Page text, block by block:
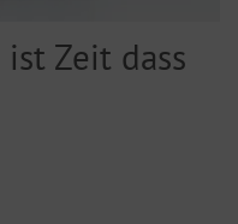
Zeit dass